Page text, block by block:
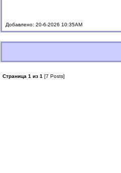
Добавлено: 20-6-2026 10:35AM
Страница 1 из 1 [7 Posts]